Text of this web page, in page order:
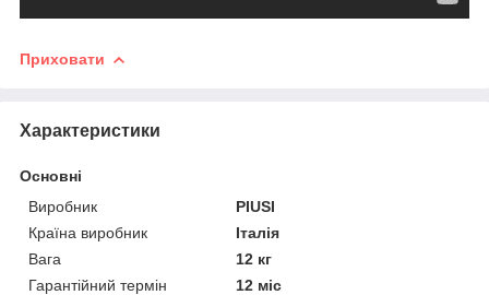
Приховати
Характеристики
Основні
Виробник
PIUSI
Країна виробник
Італія
Вага
12 кг
Гарантійний термін
12 міс